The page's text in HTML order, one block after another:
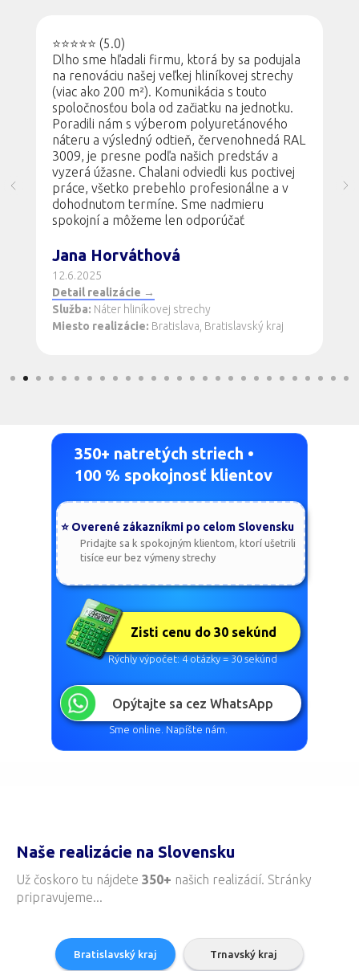
⭐⭐⭐⭐⭐ (5.0)
Strecha ako nová, skvelý výsledok!
Sme veľmi spokojní s renováciou našej
strechy. Oceňujeme profesionálne
poradenstvo pri výbere farby - čokoládovo
hnedý odtieň (RAL 8017) sa dokonale hodí k
fasáde a celý dom teraz vyzerá oveľa
modernejšie. Práca bola odvedená kvalitne,
čisto a v dohodnutom termíne. Firmu určite
odporúčame.
Michal Horváth
Detail realizácie →
Služba:Náter pozinkovanej strechy
Miesto realizácie:Topoľčany, Nitriansky kraj
Sme online. Napíšte nám.
Rýchly výpočet: 4 otázky = 30 sekúnd
100 % spokojnosť klientov
tisíce eur bez výmeny strechy
Už čoskoro tu nájdete350+našich realizácií. Stránky
Nitriansky kraj Trenčiansky kraj